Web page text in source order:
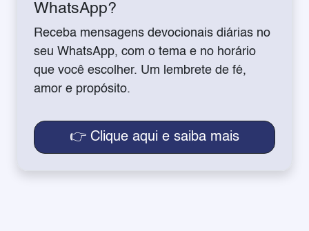
WhatsApp?
Receba mensagens devocionais diárias no
seu WhatsApp, com o tema e no horário
que você escolher. Um lembrete de fé,
amor e propósito.
👉 Clique aqui e saiba mais